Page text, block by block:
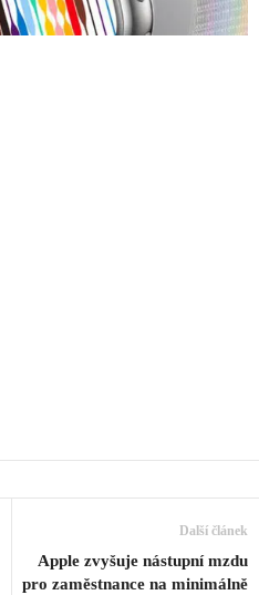
Další článek
Apple zvyšuje nástupní mzdu
pro zaměstnance na minimálně